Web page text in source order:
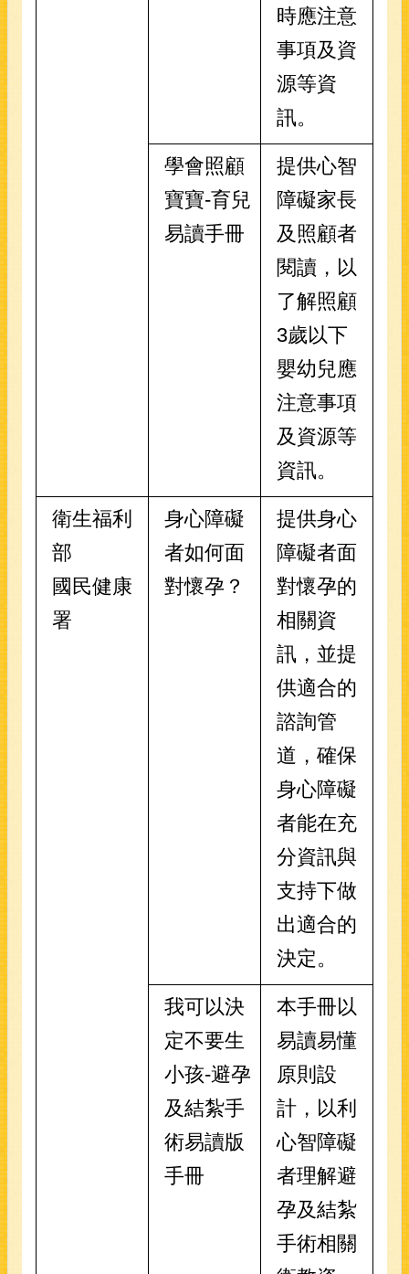
時應注意
事項及資
源等資
訊。
學會照顧
寶寶-育兒
易讀手冊
提供心智
障礙家長
及照顧者
閱讀，以
了解照顧
3歲以下
嬰幼兒應
注意事項
及資源等
資訊。
衛生福利
部
國民健康
署
身心障礙
者如何面
對懷孕？
提供身心
障礙者面
對懷孕的
相關資
訊，並提
供適合的
諮詢管
道，確保
身心障礙
者能在充
分資訊與
支持下做
出適合的
決定。
我可以決
定不要生
小孩-避孕
及結紮手
術易讀版
手冊
本手冊以
易讀易懂
原則設
計，以利
心智障礙
者理解避
孕及結紮
手術相關